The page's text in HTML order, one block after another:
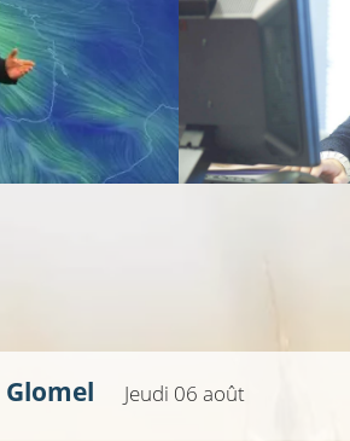
Glomel Jeudi 06 août